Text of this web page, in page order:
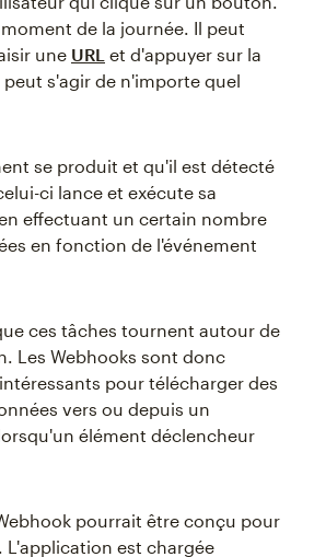
de la journée. Il peut
une URL et d'appuyer sur la
s'agir de n'importe quel
se produit et qu'il est détecté
ci lance et exécute sa
effectuant un certain nombre
en fonction de l'événement
ces tâches tournent autour de
Les Webhooks sont donc
pour télécharger des
vers ou depuis un
élément déclencheur
pourrait être conçu pour
L'application est chargée